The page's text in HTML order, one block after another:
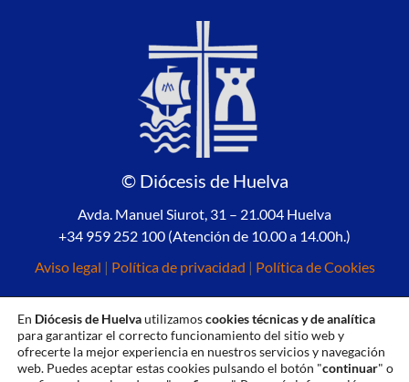
© Diócesis de Huelva
Avda. Manuel Siurot, 31 – 21.004 Huelva
+34 959 252 100 (Atención de 10.00 a 14.00h.)
Aviso legal | Política de privacidad | Política de Cookies
En Diócesis de Huelvautilizamoscookies técnicas y de analítica
para garantizar el correcto funcionamiento del sitio web y
ofrecerte la mejor experiencia en nuestros servicios y navegación
web. Puedes aceptar estas cookies pulsando el botón "continuar" o